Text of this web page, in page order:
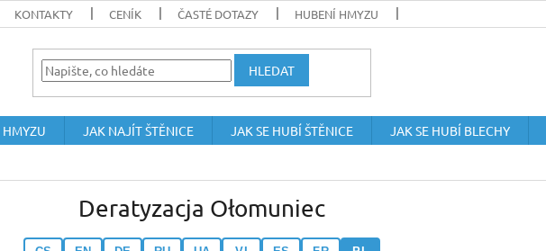
KONTAKTY CENÍK ČASTÉ DOTAZY HUBENÍ HMYZU
HLEDAT
JAK NAJÍT ŠTĚNICE JAK SE HUBÍ ŠTĚNICE JAK SE HUBÍ BLECHY
Deratyzacja Ołomuniec